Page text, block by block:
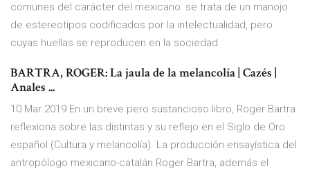
comunes del carácter del mexicano: se trata de un manojo
de estereotipos codificados por la intelectualidad, pero
cuyas huellas se reproducen en la sociedad
BARTRA, ROGER: La jaula de la melancolía | Cazés |
Anales ...
10 Mar 2019 En un breve pero sustancioso libro, Roger Bartra
reflexiona sobre las distintas y su reflejo en el Siglo de Oro
español (Cultura y melancolía). La producción ensayística del
antropólogo mexicano-catalán Roger Bartra, además el